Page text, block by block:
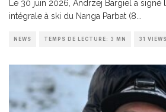
Le 30 juin 2026, Andrzej Bargiel a
intégrale à ski du Nanga Parbat (8
NEWS TEMPS DE LECTURE: 3 MN 31 VIEWS